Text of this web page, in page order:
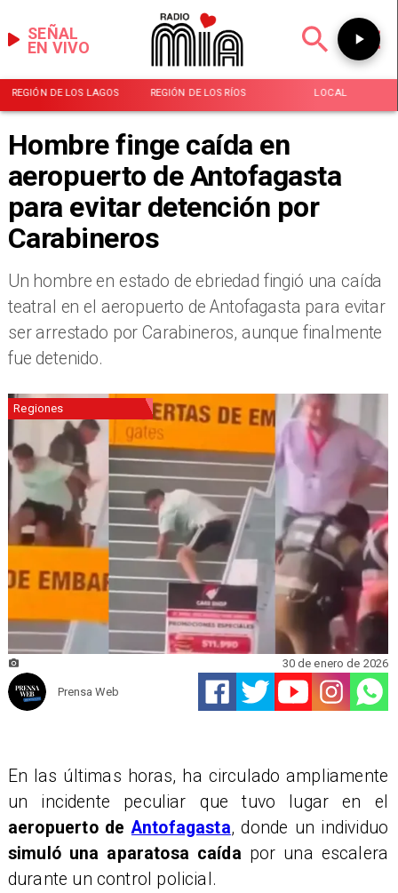
EN VIVO
SEÑAL
REGIÓN DE LOS LAGOS REGIÓN DE LOS RÍOS LOCAL
Hombre finge caída en
aeropuerto de Antofagasta
para evitar detención por
Carabineros
Un hombre en estado de ebriedad fingió una caída
teatral en el aeropuerto de Antofagasta para evitar
ser arrestado por Carabineros, aunque finalmente
fue detenido.
Regiones
Prensa Web
30 de enero de 2026
En las últimas horas, ha circulado ampliamente
un incidente peculiar que tuvo lugar en el
aeropuerto deAntofagasta, donde un individuo
simuló una aparatosa caída por una escalera
durante un control policial.